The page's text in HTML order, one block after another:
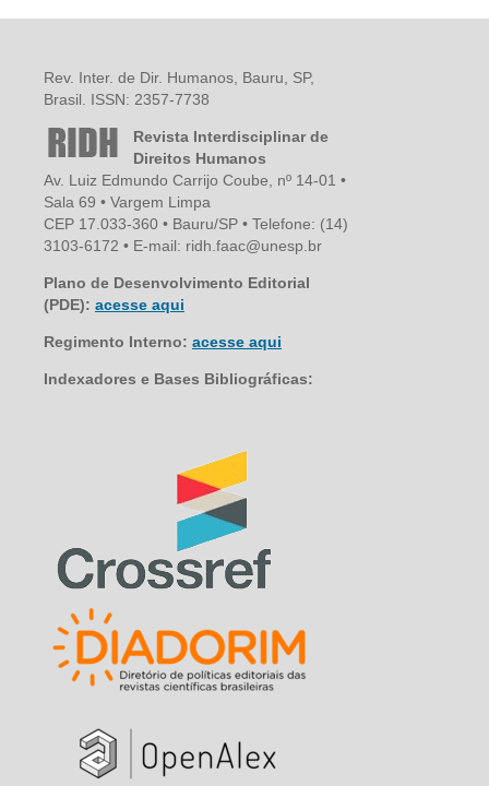
Rev. Inter. de Dir. Humanos, Bauru, SP,
Brasil. ISSN: 2357-7738
Revista Interdisciplinar de
Direitos Humanos
Av. Luiz Edmundo Carrijo Coube, nº 14-01 •
Sala 69 • Vargem Limpa
CEP 17.033-360 • Bauru/SP • Telefone: (14)
3103-6172 • E-mail: ridh.faac@unesp.br
Plano de Desenvolvimento Editorial
(PDE): acesse aqui
Regimento Interno: acesse aqui
Indexadores e Bases Bibliográficas: